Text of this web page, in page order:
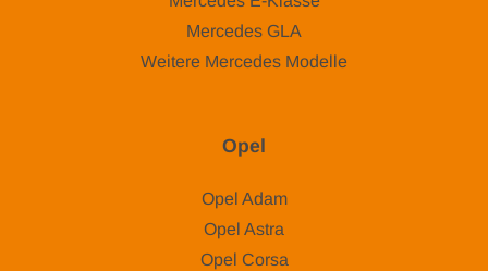
Mercedes GLA
Weitere Mercedes Modelle
Opel
Opel Adam
Opel Astra
Opel Corsa